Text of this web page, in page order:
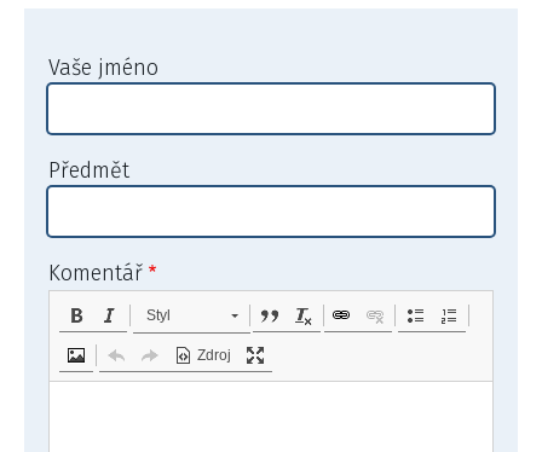
Vaše jméno
Předmět
Komentář
Styl
Zdroj